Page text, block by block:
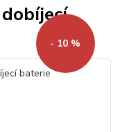
- 10 %